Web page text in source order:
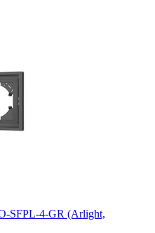
SFPL-4-GR (Arlight,